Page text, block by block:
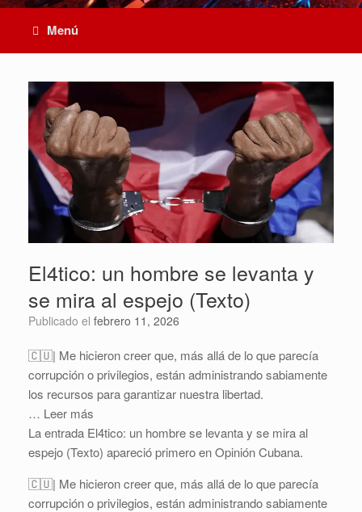
Menú
El4tico: un hombre se levanta y
se mira al espejo (Texto)
Publicado el febrero 11, 2026
🇨🇺| Me hicieron creer que, más allá de lo que parecía
corrupción o privilegios, están administrando sabiamente
los recursos para garantizar nuestra libertad.
… Leer más
La entrada El4tico: un hombre se levanta y se mira al
espejo (Texto) apareció primero en Opinión Cubana.
🇨🇺| Me hicieron creer que, más allá de lo que parecía
corrupción o privilegios, están administrando sabiamente